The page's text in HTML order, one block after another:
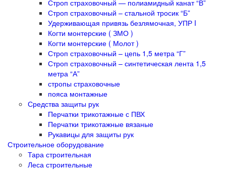
Строп страховочный — полиамидный канат “В”
Строп страховочный – стальной тросик “Б”
Удерживающая привязь безлямочная, УПР I
Когти монтерские ( ЗМО )
Когти монтерские ( Молот )
Строп страховочный – цепь 1,5 метра “Г”
Строп страховочный – синтетическая лента 1,5
метра “А”
стропы страховочные
пояса монтажные
Средства защиты рук
Перчатки трикотажные с ПВХ
Перчатки трикотажные вязаные
Рукавицы для защиты рук
Строительное оборудование
Тара строительная
Леса строительные